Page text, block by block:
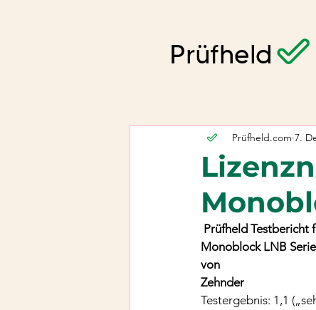
Prüfheld.com 7.
Prüfheld Testbericht
Monoblock LNB Serie
von
Zehnder
Testergebnis: 1,1